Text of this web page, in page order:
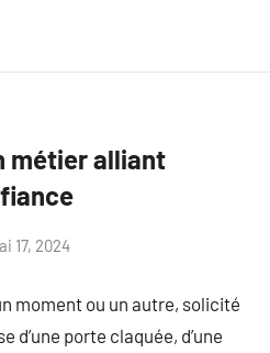
métier alliant
17, 2024
moment ou un autre, solicité
d’une porte claquée, d’une